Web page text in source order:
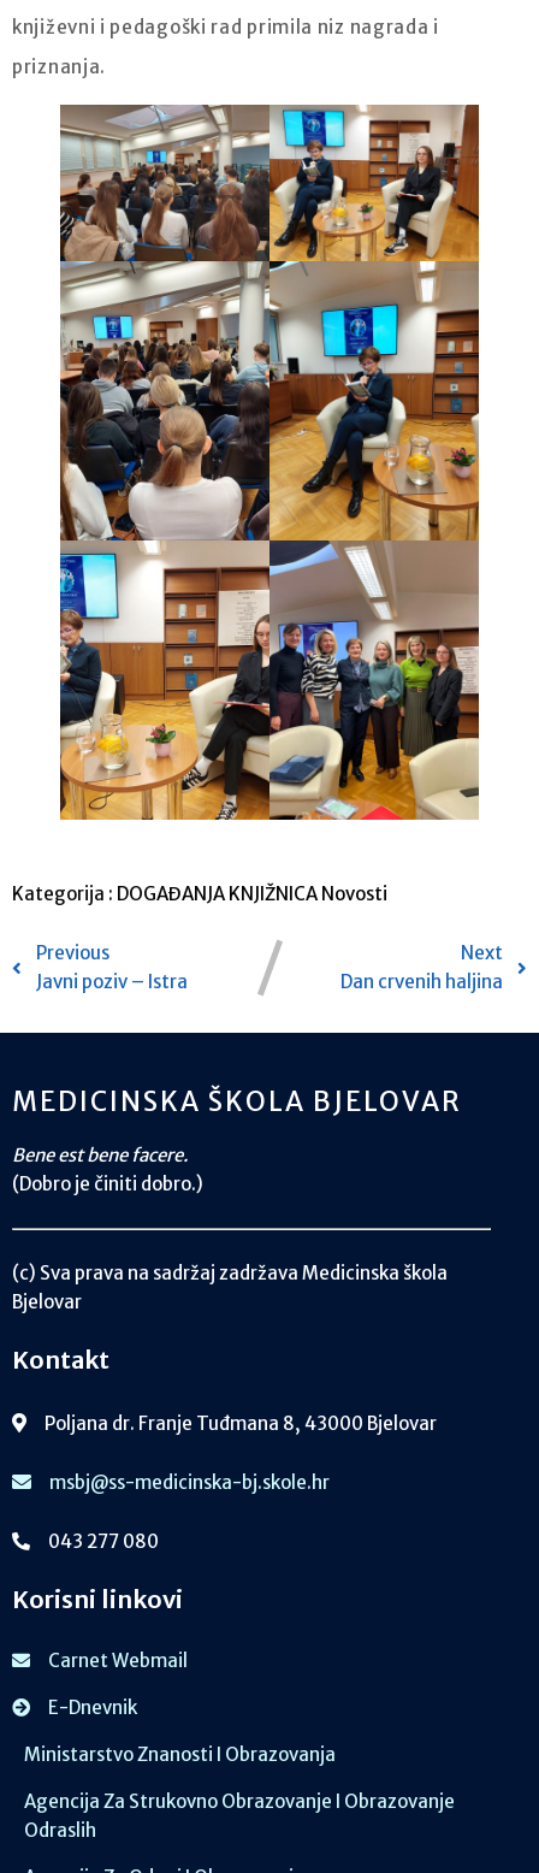
književni i pedagoški rad primila niz nagrada i
priznanja.
Kategorija : DOGAĐANJA KNJIŽNICA Novosti
Previous
Javni poziv – Istra
Next
Dan crvenih haljina
MEDICINSKA ŠKOLA BJELOVAR
Bene est bene facere.
(Dobro je činiti dobro.)
(c) Sva prava na sadržaj zadržava Medicinska škola
Bjelovar
Kontakt
Poljana dr. Franje Tuđmana 8, 43000 Bjelovar
msbj@ss-medicinska-bj.skole.hr
043 277 080
Korisni linkovi
Carnet Webmail
E-Dnevnik
Ministarstvo Znanosti I Obrazovanja
Agencija Za Strukovno Obrazovanje I Obrazovanje
Odraslih